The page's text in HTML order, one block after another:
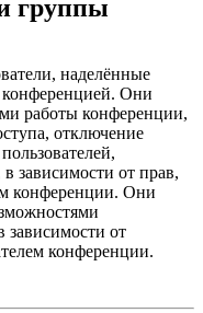
группы
наделённые
Они
работы конференции,
отключение
зависимости от прав,
конференции. Они
зависимости от
конференции.